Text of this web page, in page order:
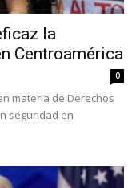
la
Centroamérica
0
materia de Derechos
seguridad en